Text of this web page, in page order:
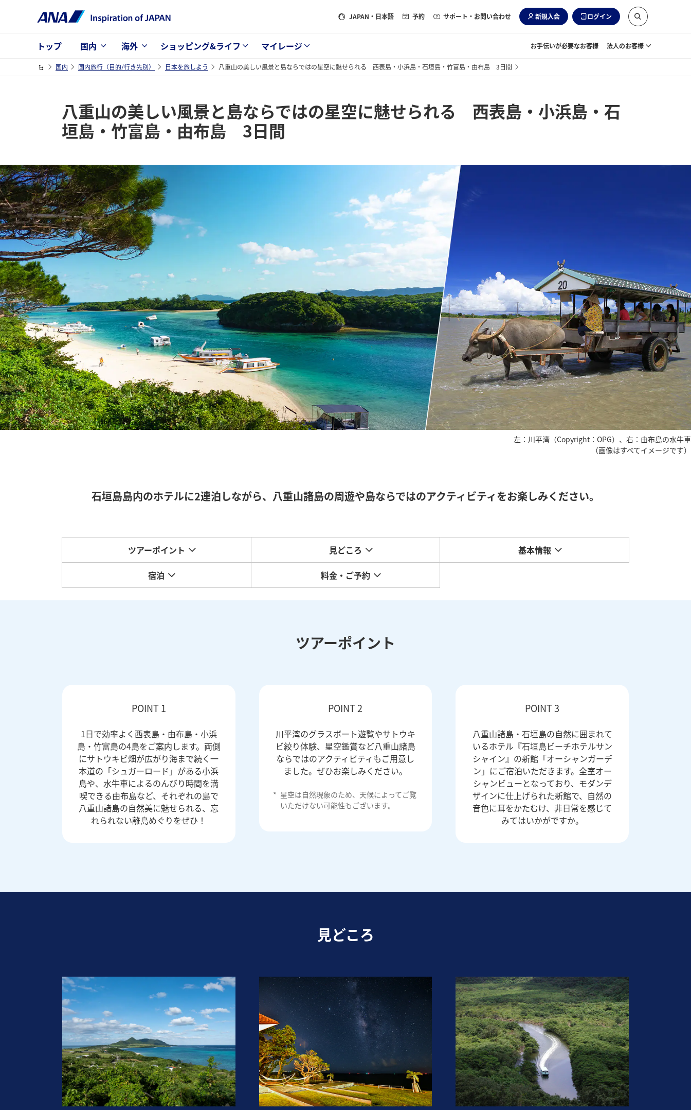
JAPAN ・日本語 予約 サポート・お問い合わせ 新規入会 ログイン
トップ 国内 海外 ショッピング&ライフ マイレージ お手伝いが必要なお客様 法人のお客様
国内 国内旅行（目的/行き先別） 日本を旅しよう 八重山の美しい風景と島ならではの星空に魅せられる 西表島・小浜島・石垣島・竹富島・由布島 3日間
八重山の美しい風景と島ならではの星空に魅せられる 西表島・小浜島・石
垣島・竹富島・由布島 3日間
左：川平湾（Copyright：OPG）、右：由布島の水牛車
（画像はすべてイメージです）
石垣島島内のホテルに2連泊しながら、八重山諸島の周遊や島ならではのアクティビティをお楽しみください。
ツアーポイント 見どころ 基本情報
宿泊 料金・ご予約
ツアーポイント
POINT 1
1日で効率よく西表島・由布島・小浜
島・竹富島の4島をご案内します。両側
にサトウキビ畑が広がり海まで続く一
本道の「シュガーロード」がある小浜
島や、水牛車によるのんびり時間を満
喫できる由布島など、それぞれの島で
八重山諸島の自然美に魅せられる、忘
れられない離島めぐりをぜひ！
POINT 2
川平湾のグラスボート遊覧やサトウキ
ビ絞り体験、星空鑑賞など八重山諸島
ならではのアクティビティもご用意し
ました。ぜひお楽しみください。
* 星空は自然現象のため、天候によってご覧
いただけない可能性もございます。
POINT 3
八重山諸島・石垣島の自然に囲まれて
いるホテル『石垣島ビーチホテルサン
シャイン』の新館「オーシャンガーデ
ン」にご宿泊いただきます。全室オー
シャンビューとなっており、モダンデ
ザインに仕上げられた新館で、自然の
音色に耳をかたむけ、非日常を感じて
みてはいかがですか。
見どころ